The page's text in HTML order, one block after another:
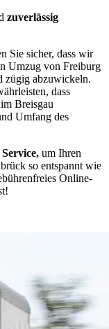
zuverlässig
Sie sicher, dass wir
Umzug von Freiburg
zügig abzuwickeln.
dass
Breisgau
Umfang des
um Ihren
so entspannt wie
Online-